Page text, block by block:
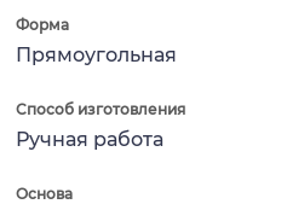
Форма
Прямоугольная
Способ изготовления
Ручная работа
Основа